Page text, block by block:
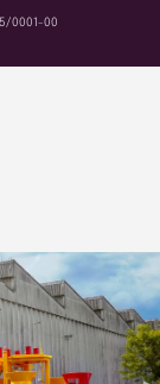
0001-00